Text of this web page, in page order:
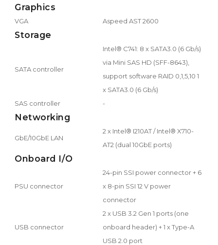
Graphics
VGA Aspeed AST 2600
Storage
SATA controller
Intel® C741: 8 x SATA3.0 (6 Gb/s)
via Mini SAS HD (SFF-8643),
support software RAID 0,1,5,10 1
x SATA3.0 (6 Gb/s)
SAS controller
-
Networking
GbE/10GbE LAN
2 x Intel® I210AT / Intel® X710-
AT2 (dual 10GbE ports)
Onboard I/O
PSU connector
24-pin SSI power connector + 6
x 8-pin SSI 12 V power
connector
USB connector
2 x USB 3.2 Gen 1 ports (one
onboard header) + 1 x Type-A
USB 2.0 port